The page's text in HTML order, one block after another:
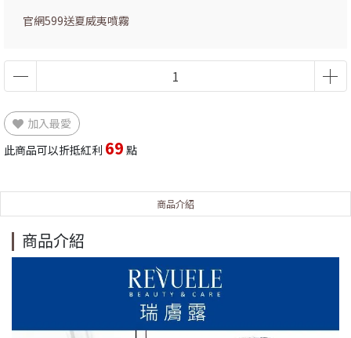
官網599送夏威夷噴霧
加入最愛
此商品可以折抵紅利 69 點
商品介紹
商品介紹